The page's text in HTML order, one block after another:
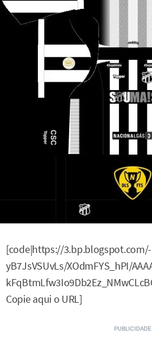
[code|https://3.bp.blogspot.com/-
yB7JsVSUvLs/XOdmFYS_hPI/
Copie aqui o URL]